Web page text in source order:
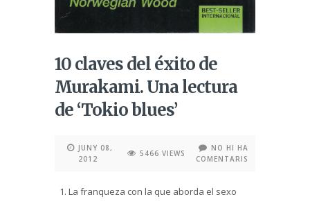
10 claves del éxito de
Murakami. Una lectura
de ‘Tokio blues’
JUNY 08,
2012
5466 VIEWS
NO HI HA
COMENTARIS
La franqueza con la que aborda el sexo